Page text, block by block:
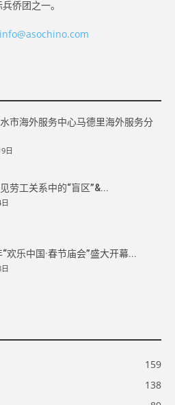
侨团之一。
info@asochino.com
市海外服务中心马德里海外服务分
日
劳工关系中的“盲区”&...
欢乐中国·春节庙会”盛大开幕...
159
138